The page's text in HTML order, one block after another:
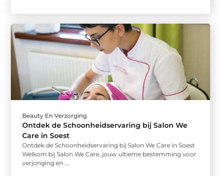
Beauty En Verzorging
Ontdek de Schoonheidservaring bij Salon We
Care in Soest
Ontdek de Schoonheidservaring bij Salon We Care in Soest
Welkom bij Salon We Care, jouw ultieme bestemming voor
verjonging en ...